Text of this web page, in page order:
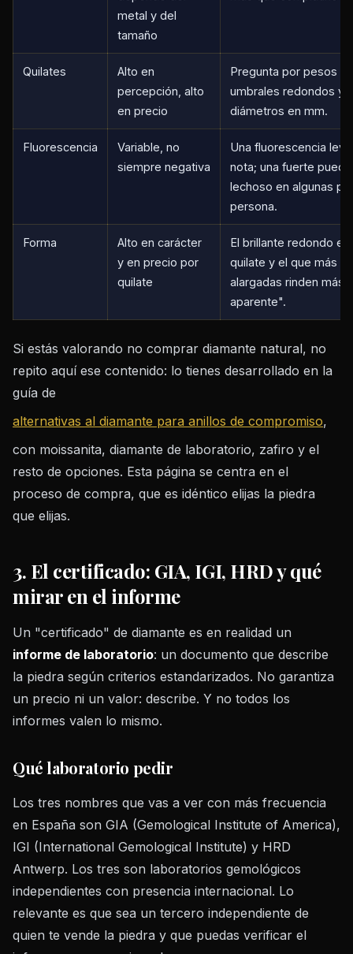
metal y del
tamaño
Quilates
Alto en
percepción, alto
en precio
Pregunta por pesos
umbrales redondos y
diámetros en mm.
Fluorescencia
Variable, no
siempre negativa
Una fluorescencia
nota; una fuerte
lechoso en algunas
persona.
Forma
Alto en carácter
y en precio por
quilate
El brillante redondo
quilate y el que más
alargadas rinden más
aparente".
Si estás valorando no comprar diamante natural, no
repito aquí ese contenido: lo tienes desarrollado en la
guía de
alternativas al diamante para anillos de compromiso,
con moissanita, diamante de laboratorio, zafiro y el
resto de opciones. Esta página se centra en el
proceso de compra, que es idéntico elijas la piedra
que elijas.
3. El certificado: GIA, IGI, HRD y qué
mirar en el informe
Un "certificado" de diamante es en realidad un
informe de laboratorio: un documento que describe
la piedra según criterios estandarizados. No garantiza
un precio ni un valor: describe. Y no todos los
informes valen lo mismo.
Qué laboratorio pedir
Los tres nombres que vas a ver con más frecuencia
en España son GIA (Gemological Institute of America),
IGI (International Gemological Institute) y HRD
Antwerp. Los tres son laboratorios gemológicos
independientes con presencia internacional. Lo
relevante es que sea un tercero independiente de
quien te vende la piedra y que puedas verificar el